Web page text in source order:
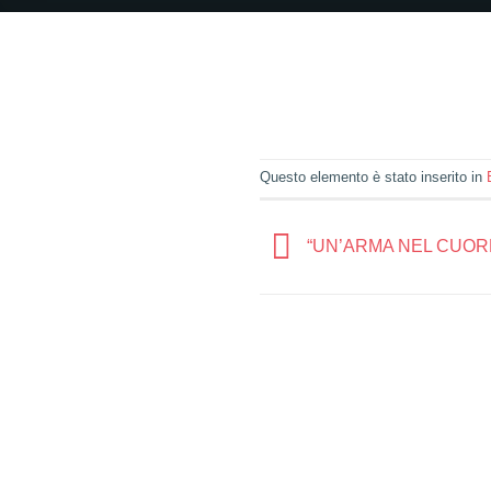
Questo elemento è stato inserito in
“UN’ARMA NEL